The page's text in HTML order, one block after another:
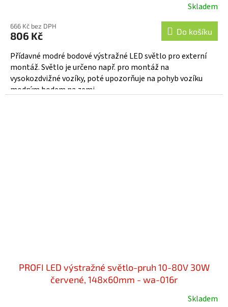
Skladem
666 Kč bez DPH
806 Kč Do košíku
Přídavné modré bodové výstražné LED světlo pro externí
montáž. Světlo je určeno např. pro montáž na
vysokozdvižné vozíky, poté upozorňuje na pohyb vozíku
modrým bodem na zemi...
PROFI LED výstražné světlo-pruh 10-80V 30W
červené, 148x60mm - wa-016r
Skladem